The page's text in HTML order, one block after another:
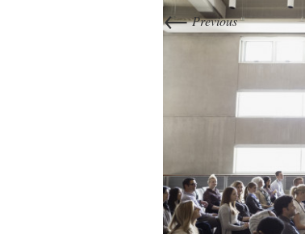
←Previous